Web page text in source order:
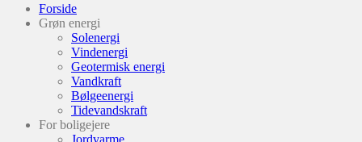
Forside
Grøn energi
Solenergi
Vindenergi
Geotermisk energi
Vandkraft
Bølgeenergi
Tidevandskraft
For boligejere
Jordvarme